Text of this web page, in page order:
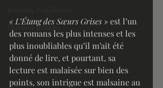
Humour d'Antan
« L’Étang des Sœurs Grises » est l’un
des romans les plus intenses et les
plus inoubliables qu’il m’ait été
donné de lire, et pourtant, sa
lecture est malaisée sur bien des
points, son intrigue est malsaine au